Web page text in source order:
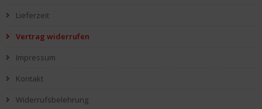
Lieferzeit
Vertrag widerrufen
Impressum
Kontakt
Widerrufsbelehrung